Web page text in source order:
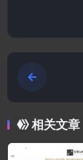
相关文章